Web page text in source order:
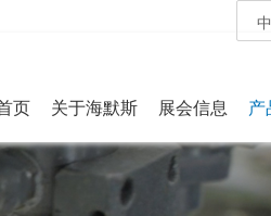
页 关于海默斯 展会信息 产